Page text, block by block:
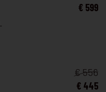
€ 599
€ 556
€ 445